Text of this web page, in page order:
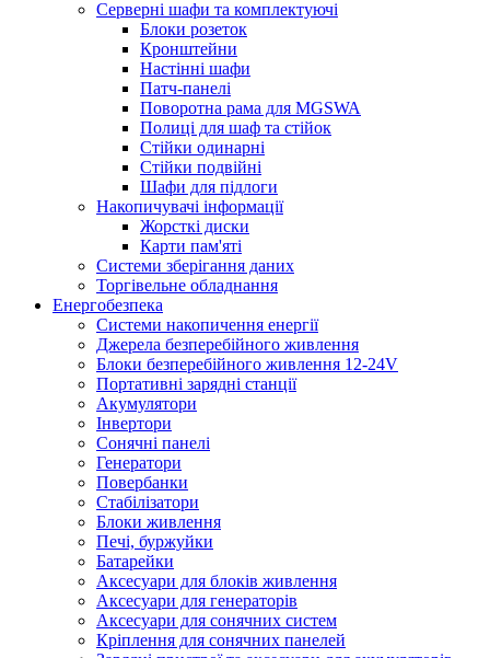
Серверні шафи та комплектуючі
Блоки розеток
Кронштейни
Настінні шафи
Патч-панелі
Поворотна рама для MGSWA
Полиці для шаф та стійок
Стійки одинарні
Стійки подвійні
Шафи для підлоги
Накопичувачі інформації
Жорсткі диски
Карти пам'яті
Системи зберігання даних
Торгівельне обладнання
Енергобезпека
Системи накопичення енергії
Джерела безперебійного живлення
Блоки безперебійного живлення 12-24V
Портативні зарядні станції
Акумулятори
Інвертори
Сонячні панелі
Генератори
Повербанки
Стабілізатори
Блоки живлення
Печі, буржуйки
Батарейки
Аксесуари для блоків живлення
Аксесуари для генераторів
Аксесуари для сонячних систем
Кріплення для сонячних панелей